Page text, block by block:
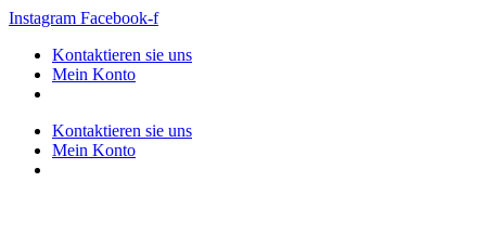
Zum
springen
Instagram Facebook-f
Kontaktieren sie uns
Mein Konto
Kontaktieren sie uns
Mein Konto